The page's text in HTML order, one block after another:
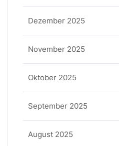
Dezember 2025
November 2025
Oktober 2025
September 2025
August 2025